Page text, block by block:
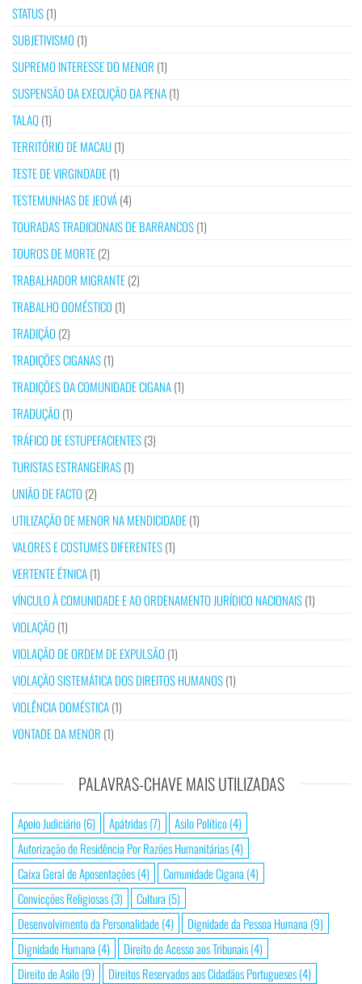
STATUS(1)
SUBJETIVISMO (1)
SUPREMO INTERESSE DO MENOR (1)
SUSPENSÃO DA EXECUÇÃO DA PENA(1)
TALAQ(1)
TERRITÓRIO DE MACAU(1)
TESTE DE VIRGINDADE(1)
TESTEMUNHAS DE JEOVÁ(4)
TOURADAS TRADICIONAIS DE BARRANCOS(1)
TOUROS DE MORTE(2)
TRABALHADOR MIGRANTE(2)
TRABALHO DOMÉSTICO (1)
TRADIÇÃO (2)
TRADIÇÕES CIGANAS(1)
TRADIÇÕES DA COMUNIDADE CIGANA(1)
TRADUÇÃO (1)
TRÁFICO DE ESTUPEFACIENTES(3)
TURISTAS ESTRANGEIRAS(1)
UNIÃO DE FACTO (2)
UTILIZAÇÃO DE MENOR NA MENDICIDADE(1)
VALORES E COSTUMES DIFERENTES(1)
VERTENTE ÉTNICA(1)
VÍNCULO À COMUNIDADE E AO ORDENAMENTO JURÍDICO NACIONAIS(1)
VIOLAÇÃO (1)
VIOLAÇÃO DE ORDEM DE EXPULSÃO (1)
VIOLAÇÃO SISTEMÁTICA DOS DIREITOS HUMANOS(1)
VIOLÊNCIA DOMÉSTICA(1)
VONTADE DA MENOR (1)
PALAVRAS-CHAVE MAIS UTILIZADAS
Apoio Judiciário(6) Apátridas(7) Asilo Político(4)
Autorização de Residência Por Razões Humanitárias(4)
Caixa Geral de Aposentações(4) Comunidade Cigana (4)
Convicções Religiosas(3) Cultura (5)
Desenvolvimento da Personalidade(4) Dignidade da Pessoa Humana (9)
Dignidade Humana (4) Direito de Acesso aos Tribunais(4)
Direito de Asilo(9) Direitos Reservados aos Cidadãos Portugueses(4)